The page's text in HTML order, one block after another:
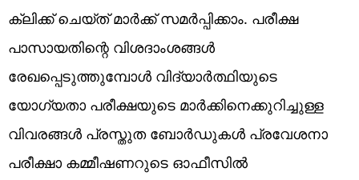
ക്ലിക്ക് ചെയ്ത് മാര്‍ക്ക് സമര്‍പ്പിക്കാം. പരീക്ഷ
പാസായതിന്റെ വിശദാംശങ്ങള്‍
രേഖപ്പെടുത്തുമ്പോള്‍ വിദ്യാര്‍ത്ഥിയുടെ
യോഗ്യതാ പരീക്ഷയുടെ മാര്‍ക്കിനെക്കുറിച്ചുള്ള
വിവരങ്ങള്‍ പ്രസ്തുത ബോര്‍ഡുകള്‍ പ്രവേശനാ
പരീക്ഷാ കമ്മീഷണറുടെ ഓഫീസില്‍